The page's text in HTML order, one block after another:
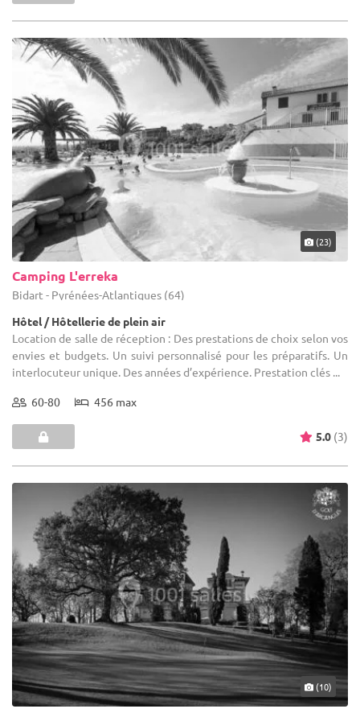
(23)
Camping L'erreka
Bidart - Pyrénées-Atlantiques (64)
Hôtel / Hôtellerie de plein air
Location de salle de réception : Des prestations de choix selon vos
envies et budgets. Un suivi personnalisé pour les préparatifs. Un
interlocuteur unique. Des années d’expérience. Prestation clés ...
60-80 456 max
5.0 (3)
(10)